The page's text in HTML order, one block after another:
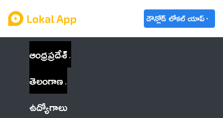
డౌన్లోడ్ లోకల్ యాప్
ఆంధ్రప్రదేశ్
తెలంగాణ
ఉద్యోగాలు